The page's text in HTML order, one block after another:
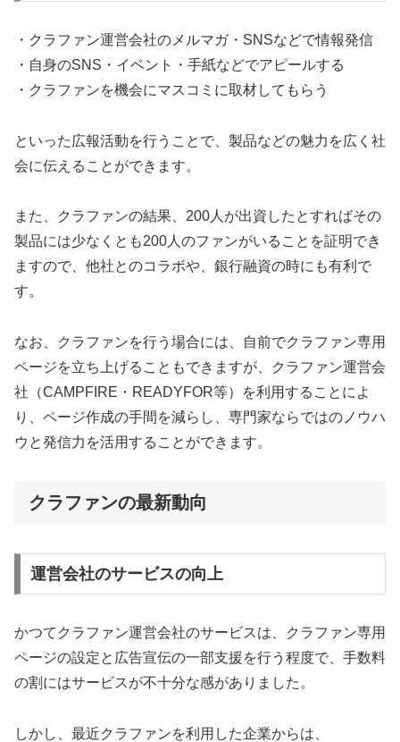
・クラファン運営会社のメルマガ・SNSなどで情報発信
・自身のSNS・イベント・手紙などでアピールする
・クラファンを機会にマスコミに取材してもらう
といった広報活動を行うことで、製品などの魅力を広く社
会に伝えることができます。
また、クラファンの結果、200人が出資したとすればその
製品には少なくとも200人のファンがいることを証明でき
ますので、他社とのコラボや、銀行融資の時にも有利で
す。
なお、クラファンを行う場合には、自前でクラファン専用
ページを立ち上げることもできますが、クラファン運営会
社（CAMPFIRE・READYFOR等）を利用することによ
り、ページ作成の手間を減らし、専門家ならではのノウハ
ウと発信力を活用することができます。
クラファンの最新動向
運営会社のサービスの向上
かつてクラファン運営会社のサービスは、クラファン専用
ページの設定と広告宣伝の一部支援を行う程度で、手数料
の割にはサービスが不十分な感がありました。
しかし、最近クラファンを利用した企業からは、